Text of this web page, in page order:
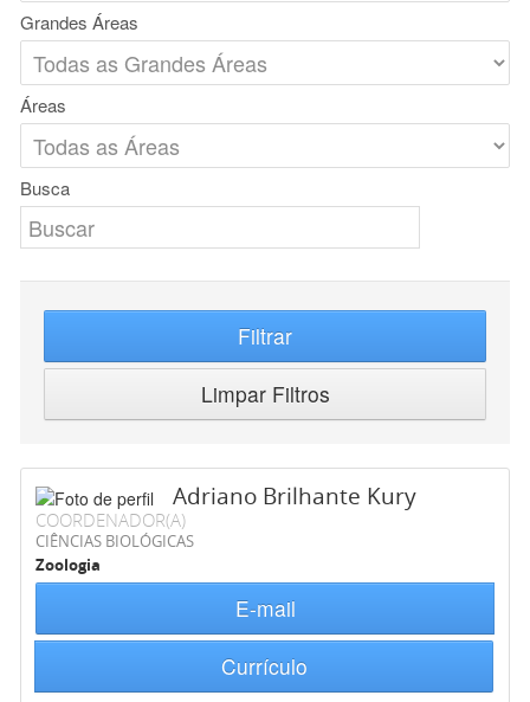
Grandes Áreas
Áreas
Busca
Filtrar
Limpar Filtros
Adriano Brilhante Kury
COORDENADOR(A)
CIÊNCIAS BIOLÓGICAS
Zoologia
E-mail
Currículo